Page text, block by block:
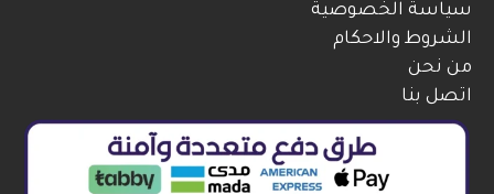
سياسة الخصوصية
الشروط والاحكام
من نحن
اتصل بنا